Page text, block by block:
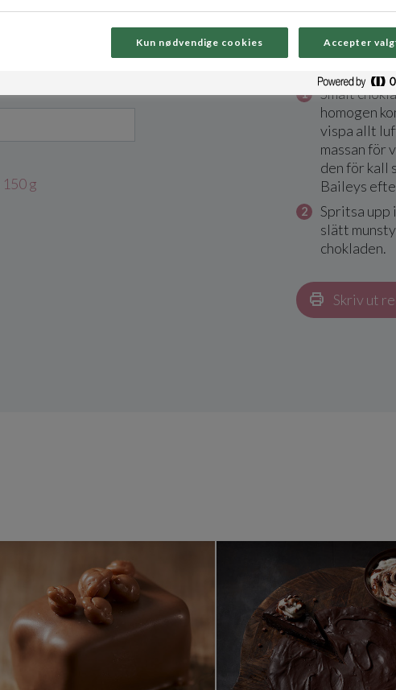
g
Så här
Smält
homogen
vispa allt
massan för
den för kall
Baileys
Spritsa upp
slätt
chokladen.
Skriv ut
Kun nødvendige cookies Accepter